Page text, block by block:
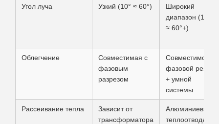
Угол луча Узкий (10° ≈ 60°)
Широкий
диапазон (10°
≈ 60°+)
Облегчение
Совместимая с
фазовым
разрезом
Совместимость
фазовой резки
+ умной
системы
Рассеивание тепла
Зависит от
трансформатора
Алюминиевый
теплоотводыль,